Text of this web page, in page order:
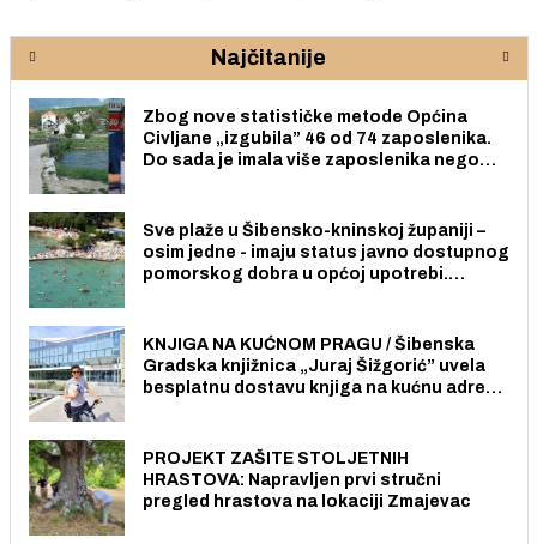
Najčitanije
Zbog nove statističke metode Općina
Civljane „izgubila” 46 od 74 zaposlenika.
Do sada je imala više zaposlenika nego
Sve plaže u Šibensko-kninskoj županiji –
osim jedne - imaju status javno dostupnog
pomorskog dobra u općoj upotrebi.
KNJIGA NA KUĆNOM PRAGU / Šibenska
Gradska knjižnica „Juraj Šižgorić” uvela
besplatnu dostavu knjiga na kućnu adresu
PROJEKT ZAŠITE STOLJETNIH
HRASTOVA: Napravljen prvi stručni
pregled hrastova na lokaciji Zmajevac